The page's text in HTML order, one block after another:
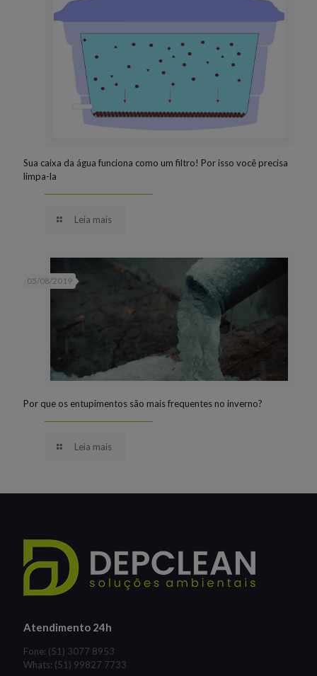
Sua caixa da água funciona como um filtro! Por isso você precisa
limpa-la
Leia mais
05/08/2019
Por que os entupimentos são mais frequentes no inverno?
Leia mais
Atendimento 24h
Fone: (51) 3077 8953
Whats: (51) 99827 7733